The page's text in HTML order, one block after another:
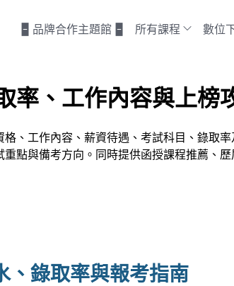
🁢 品牌合作主題館 🁢 所有課程 數位
率、工作內容與上榜
、工作內容、薪資待遇、考試科目、錄取
點與備考方向。同時提供函授課程推薦、
、錄取率與報考指南